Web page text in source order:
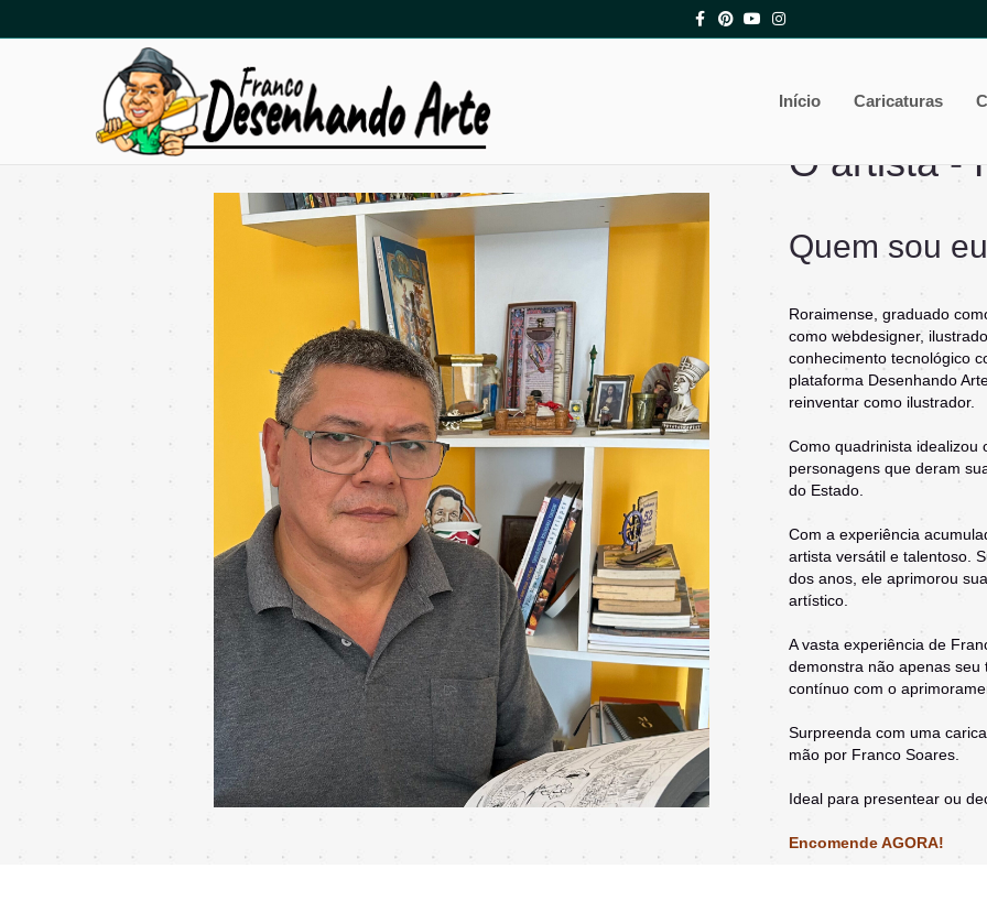
Facebook
PinterestYoutubeInstagram
Início Caricaturas
O artista -
Quem sou
Roraimense, graduado
como webdesigner,
conhecimento tecnológico
plataforma Desenhando
reinventar como ilustrador.
Como quadrinista idealizou
personagens que deram
do Estado.
Com a experiência
artista versátil e talentoso.
dos anos, ele aprimorou
artístico.
A vasta experiência de
demonstra não apenas
contínuo com o
Surpreenda com uma
mão por Franco Soares.
Ideal para presentear ou
Encomende AGORA!